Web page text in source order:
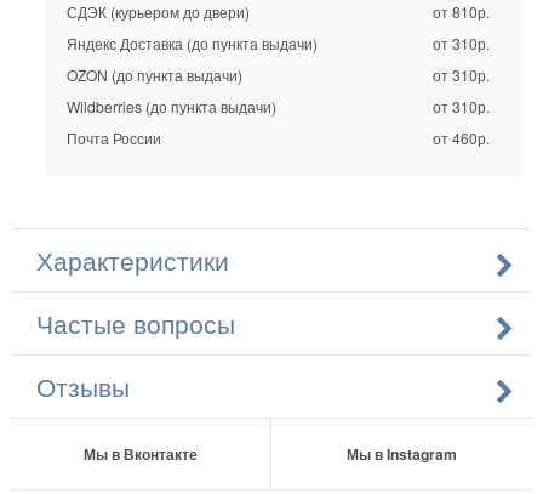
СДЭК (курьером до двери)
от 810р.
Яндекс Доставка (до пункта выдачи)
от 310р.
OZON (до пункта выдачи)
от 310р.
Wildberries (до пункта выдачи)
от 310р.
Почта России
от 460р.
Характеристики
Частые вопросы
Отзывы
Мы в Вконтакте Мы в Instagram